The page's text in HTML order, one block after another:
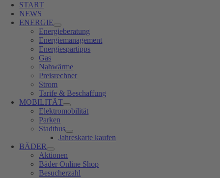
START
NEWS
ENERGIE
Energieberatung
Energiemanagement
Energiespartipps
Gas
Nahwärme
Preisrechner
Strom
Tarife & Beschaffung
MOBILITÄT
Elektromobilität
Parken
Stadtbus
Jahreskarte kaufen
BÄDER
Aktionen
Bäder Online Shop
Besucherzahl